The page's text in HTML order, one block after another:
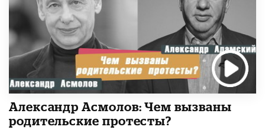
Александр Асмолов: Чем вызваны
родительские протесты?